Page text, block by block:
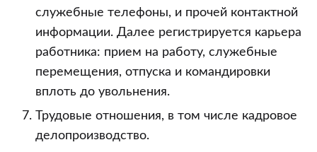
служебные телефоны, и прочей контактной
информации. Далее регистрируется карьера
работника: прием на работу, служебные
перемещения, отпуска и командировки
вплоть до увольнения.
Трудовые отношения, в том числе кадровое
делопроизводство.